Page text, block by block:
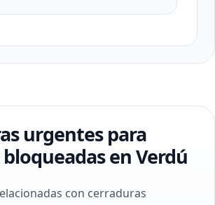
urgentes para
en Verdú
con cerraduras